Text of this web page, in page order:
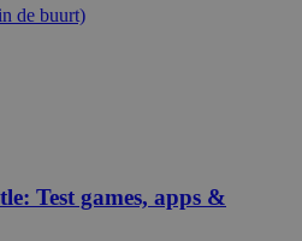
de buurt)
Test games, apps &